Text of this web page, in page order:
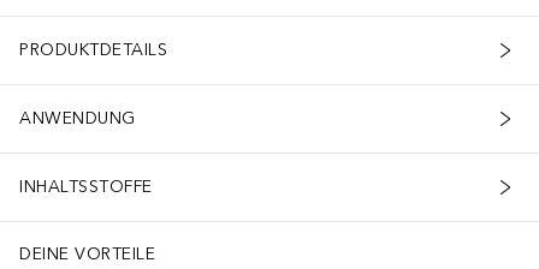
PRODUKTDETAILS
ANWENDUNG
INHALTSSTOFFE
DEINE VORTEILE